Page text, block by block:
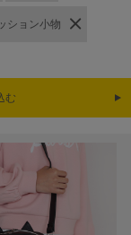
ション小物
む